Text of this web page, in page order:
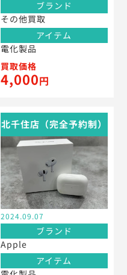
ブランド
その他買取
アイテム
電化製品
買取価格
4,000円
北千住店（完全予約制）
2024.09.07
ブランド
Apple
アイテム